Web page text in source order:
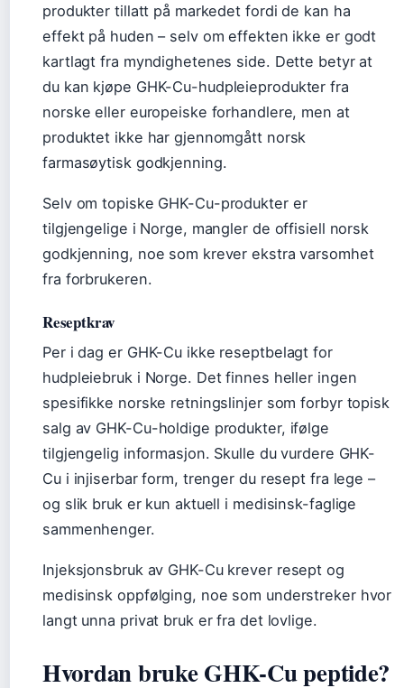
produkter tillatt på markedet fordi de kan ha
effekt på huden – selv om effekten ikke er godt
kartlagt fra myndighetenes side. Dette betyr at
du kan kjøpe GHK-Cu-hudpleieprodukter fra
norske eller europeiske forhandlere, men at
produktet ikke har gjennomgått norsk
farmasøytisk godkjenning.
Selv om topiske GHK-Cu-produkter er
tilgjengelige i Norge, mangler de offisiell norsk
godkjenning, noe som krever ekstra varsomhet
fra forbrukeren.
Reseptkrav
Per i dag er GHK-Cu ikke reseptbelagt for
hudpleiebruk i Norge. Det finnes heller ingen
spesifikke norske retningslinjer som forbyr topisk
salg av GHK-Cu-holdige produkter, ifølge
tilgjengelig informasjon. Skulle du vurdere GHK-
Cu i injiserbar form, trenger du resept fra lege –
og slik bruk er kun aktuell i medisinsk-faglige
sammenhenger.
Injeksjonsbruk av GHK-Cu krever resept og
medisinsk oppfølging, noe som understreker hvor
langt unna privat bruk er fra det lovlige.
Hvordan bruke GHK-Cu peptide?